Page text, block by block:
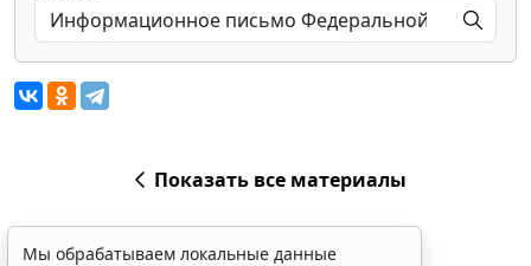
Показать все материалы
Мы обрабатываем локальные данные